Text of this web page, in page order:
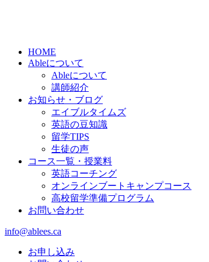
HOME
Ableについて
Ableについて
講師紹介
お知らせ・ブログ
エイブルタイムズ
英語の豆知識
留学TIPS
生徒の声
コース一覧・授業料
英語コーチング
オンラインブートキャンプコース
高校留学準備プログラム
お問い合わせ
info@ablees.ca
お申し込み